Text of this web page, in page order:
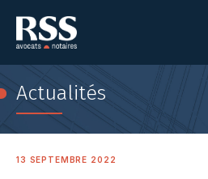
Actualités
13 SEPTEMBRE 2022